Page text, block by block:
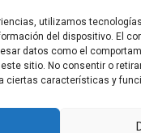
utilizamos
del dispositivo. El
datos como el
sitio. No consentir o
ciertas características y
Inicio
Política de privacidad
Avisos Legales
Política de Cookies